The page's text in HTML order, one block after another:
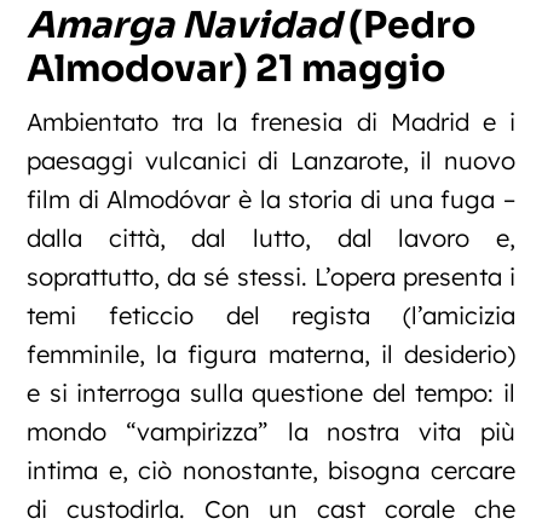
Amarga Navidad(Pedro
Almodovar) 21 maggio
Ambientato tra la frenesia di Madrid e i
paesaggi vulcanici di Lanzarote, il nuovo
film di Almodóvar è la storia di una fuga –
dalla città, dal lutto, dal lavoro e,
soprattutto, da sé stessi. L’opera presenta i
temi feticcio del regista (l’amicizia
femminile, la figura materna, il desiderio)
e si interroga sulla questione del tempo: il
mondo “vampirizza” la nostra vita più
intima e, ciò nonostante, bisogna cercare
di custodirla. Con un cast corale che